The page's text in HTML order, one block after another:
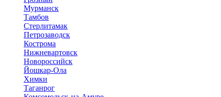
Мурманск
Тамбов
Стерлитамак
Петрозаводск
Кострома
Нижневартовск
Новороссийск
Йошкар-Ола
Химки
Таганрог